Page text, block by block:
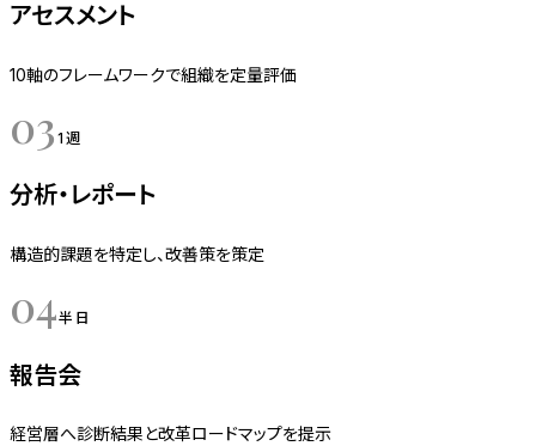
アセスメント
10軸のフレームワークで組織を定量評価
03 1週
分析・レポート
構造的課題を特定し、改善策を策定
04半日
報告会
経営層へ診断結果と改革ロードマップを提示